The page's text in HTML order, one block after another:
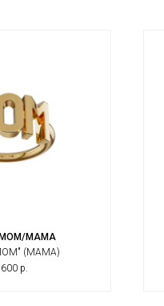
МАМА
(МАМА)
р.